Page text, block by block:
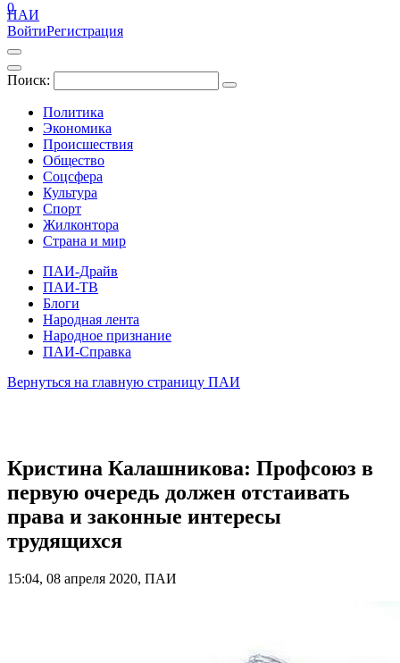
ПАИ
ВойтиРегистрация
Поиск:
Политика
Экономика
Происшествия
Общество
Соцсфера
Культура
Спорт
Жилконтора
Страна и мир
ПАИ-Драйв
ПАИ-ТВ
Блоги
Народная лента
Народное признание
ПАИ-Справка
0
Вернуться на главную страницу ПАИ
Кристина Калашникова: Профсоюз в
первую очередь должен отстаивать
права и законные интересы
трудящихся
15:04, 08 апреля 2020, ПАИ